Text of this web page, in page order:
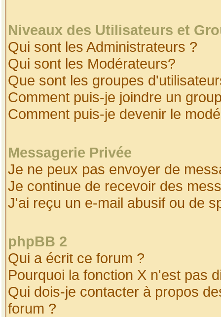
Niveaux des Utilisateurs et
Qui sont les Administrateurs ?
Qui sont les Modérateurs?
Que sont les groupes
Comment puis-je joindre un
Comment puis-je devenir le
Messagerie Privée
Je ne peux pas envoyer de
Je continue de recevoir des
J'ai reçu un e-mail abusif ou de
phpBB 2
Qui a écrit ce forum ?
Pourquoi la fonction X n'est pas
Qui dois-je contacter à propos
forum ?